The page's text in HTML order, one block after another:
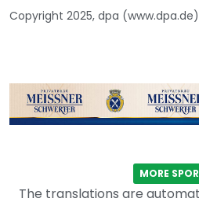
Copyright 2025, dpa
MORE
The translations are